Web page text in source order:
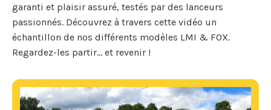
garanti et plaisir assuré, testés par des lanceurs
passionnés. Découvrez à travers cette vidéo un
échantillon de nos différents modèles LMI & FOX.
Regardez-les partir… et revenir !